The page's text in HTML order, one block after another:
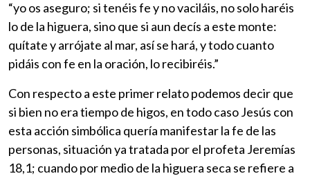
“yo os aseguro; si tenéis fe y no vaciláis, no solo haréis
lo de la higuera, sino que si aun decís a este monte:
quítate y arrójate al mar, así se hará, y todo cuanto
pidáis con fe en la oración, lo recibiréis.”
Con respecto a este primer relato podemos decir que
si bien no era tiempo de higos, en todo caso Jesús con
esta acción simbólica quería manifestar la fe de las
personas, situación ya tratada por el profeta Jeremías
18,1; cuando por medio de la higuera seca se refiere a